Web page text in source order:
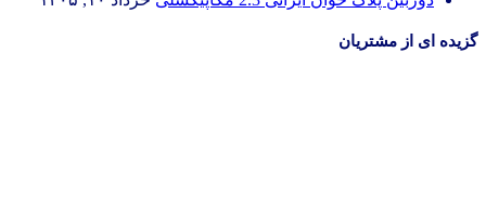
گزیده ای از مشتریان